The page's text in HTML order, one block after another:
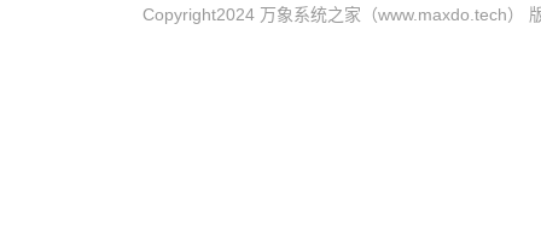
Copyright2024 万象系统之家（www.maxdo.tech）